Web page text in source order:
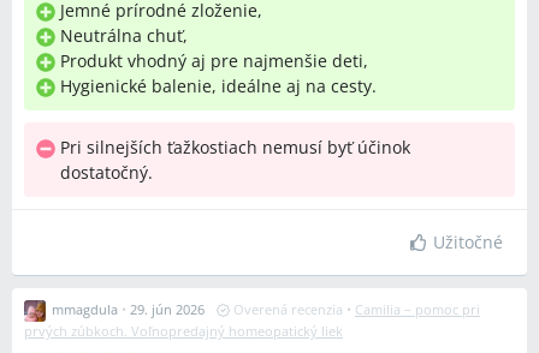
Jemné prírodné zloženie,
Neutrálna chuť,
Produkt vhodný aj pre najmenšie deti,
Hygienické balenie, ideálne aj na cesty.
Pri silnejších ťažkostiach nemusí byť účinok
dostatočný.
Užitočné
mmagdula • 29. jún 2026 Overená recenzia • Camilia – pomoc pri
prvých zúbkoch. Voľnopredajný homeopatický liek